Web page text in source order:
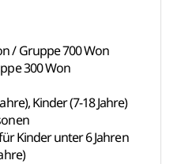
/ Gruppe 700 Won
300 Won
Kinder (7-18 Jahre)
Kinder unter 6 Jahren